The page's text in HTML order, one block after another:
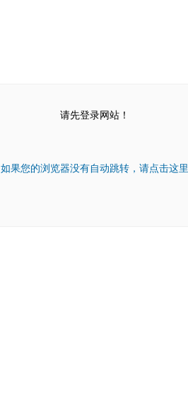
请先登录网站！
如果您的浏览器没有自动跳转，请点击这里